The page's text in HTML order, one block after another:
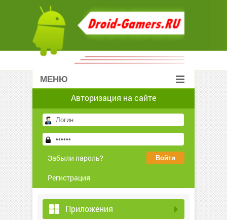
МЕНЮ
Авторизация на сайте
Забыли пароль?
Регистрация
Приложения